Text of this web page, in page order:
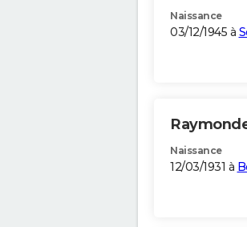
Naissance
03/12/1945 à
Naissance
12/03/1931 à